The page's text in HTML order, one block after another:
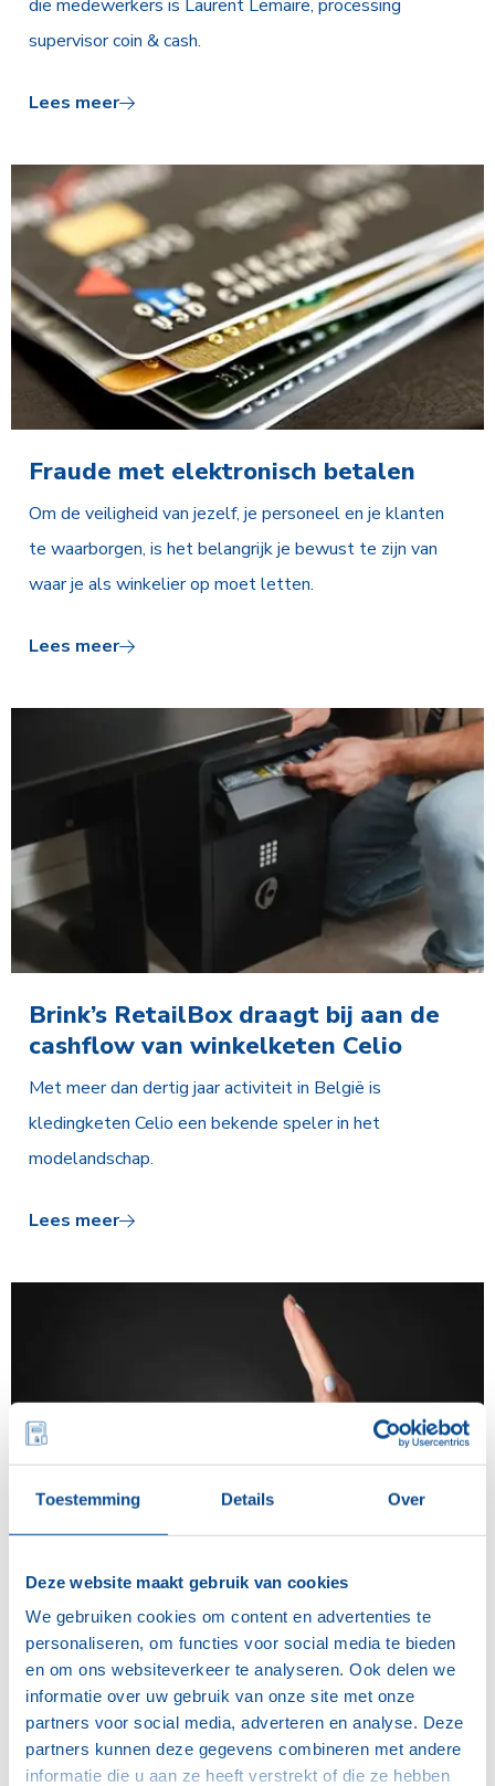
Toestemming Details Over
Deze website maakt gebruik van cookies
We gebruiken cookies om content en advertenties te
personaliseren, om functies voor social media te bieden
en om ons websiteverkeer te analyseren. Ook delen we
informatie over uw gebruik van onze site met onze
partners voor social media, adverteren en analyse. Deze
partners kunnen deze gegevens combineren met andere
informatie die u aan ze heeft verstrekt of die ze hebben
die medewerkers is Laurent Lemaire, processing
supervisor coin & cash.
Lees meer
Fraude met elektronisch betalen
Om de veiligheid van jezelf, je personeel en je klanten
te waarborgen, is het belangrijk je bewust te zijn van
waar je als winkelier op moet letten.
Lees meer
Brink’s RetailBox draagt bij aan de
cashflow van winkelketen Celio
Met meer dan dertig jaar activiteit in België is
kledingketen Celio een bekende speler in het
modelandschap.
Lees meer
‘Cash only’ of ‘cards only’: hoe zit dat
nu juist?
Misschien heb je het zelf al eens meegemaakt toen je
op het punt stond om te betalen: de zaak waarin je
staat aanvaardt enkel betalingen in cash. Een andere
keer is betalen enkel mogelijk met de kaart. Maar mag